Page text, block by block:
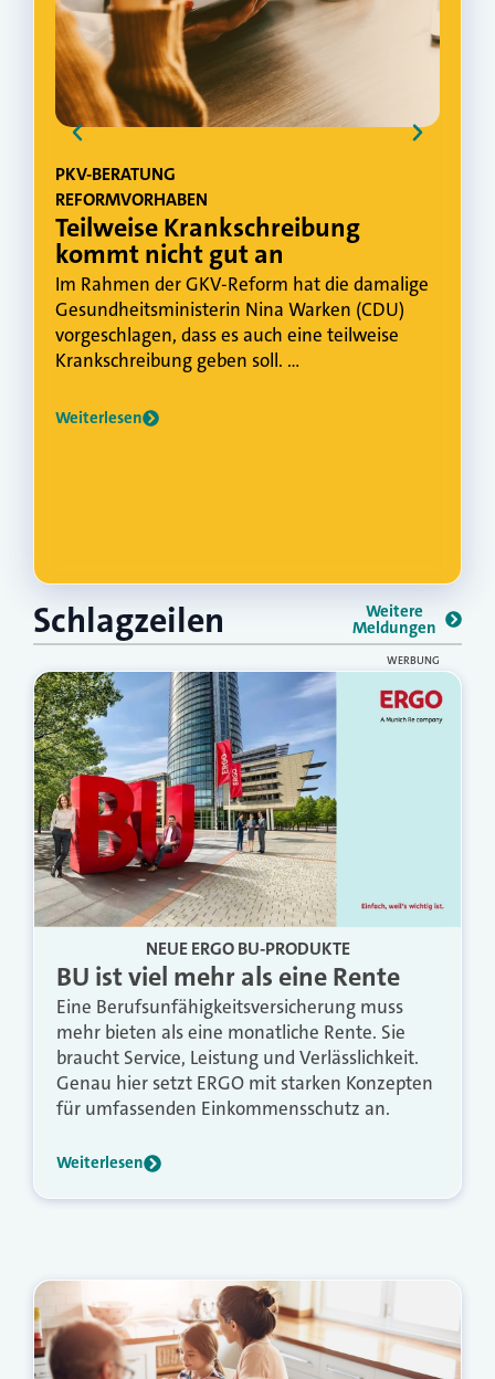
PKV-BERATUNG
REFORMVORHABEN
Teilweise Krankschreibung
kommt nicht gut an
Im Rahmen der GKV-Reform hat die damalige
Gesundheitsministerin Nina Warken (CDU)
vorgeschlagen, dass es auch eine teilweise
Krankschreibung geben soll. …
Weiterlesen
Schlagzeilen Weitere
Meldungen
WERBUNG
NEUE ERGO BU-PRODUKTE
BU ist viel mehr als eine Rente
Eine Berufsunfähigkeitsversicherung muss
mehr bieten als eine monatliche Rente. Sie
braucht Service, Leistung und Verlässlichkeit.
Genau hier setzt ERGO mit starken Konzepten
für umfassenden Einkommensschutz an.
Weiterlesen